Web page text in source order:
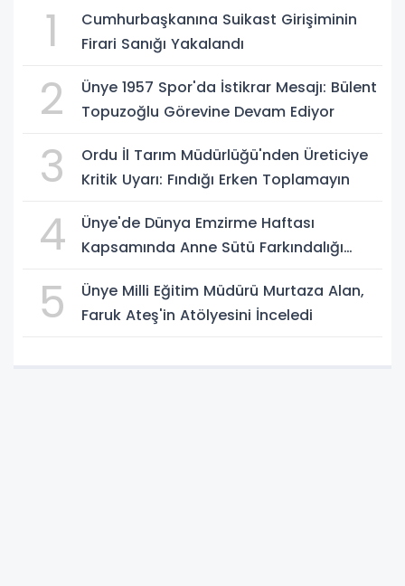
1
Cumhurbaşkanına Suikast Girişiminin
Firari Sanığı Yakalandı
2
Ünye 1957 Spor'da İstikrar Mesajı: Bülent
Topuzoğlu Görevine Devam Ediyor
3
Ordu İl Tarım Müdürlüğü'nden Üreticiye
Kritik Uyarı: Fındığı Erken Toplamayın
4
Ünye'de Dünya Emzirme Haftası
Kapsamında Anne Sütü Farkındalığı
5
Ünye Milli Eğitim Müdürü Murtaza Alan,
Faruk Ateş'in Atölyesini İnceledi